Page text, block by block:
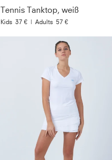
Tennis Tanktop, weiß
Kids 37 € | Adults 57 €